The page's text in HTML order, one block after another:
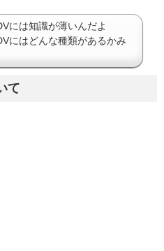
には知識が薄いんだよ
にはどんな種類があるかみ
て